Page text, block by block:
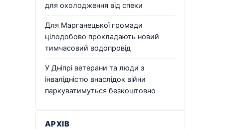
для охолодження від спеки
Для Марганецької громади
цілодобово прокладають новий
тимчасовий водопровід
У Дніпрі ветерани та люди з
інвалідністю внаслідок війни
паркуватимуться безкоштовно
АРХІВ